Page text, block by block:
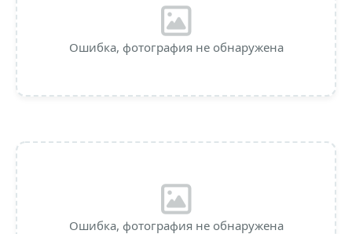
Ошибка, фотография не обнаружена
Ошибка, фотография не обнаружена